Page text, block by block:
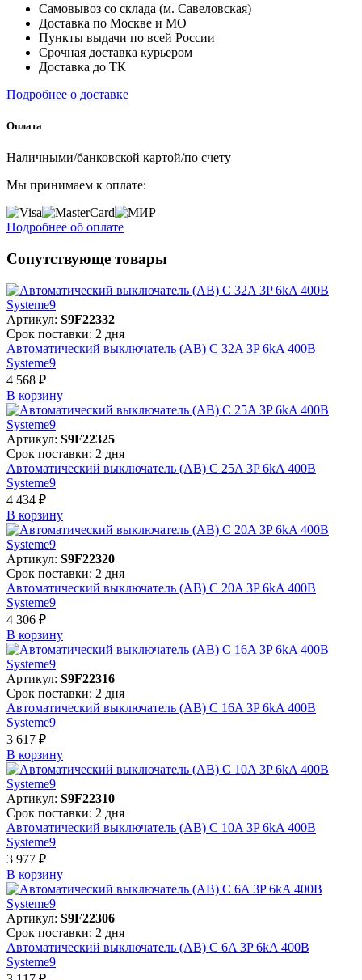
Самовывоз со склада (м. Савеловская)
Доставка по Москве и МО
Пункты выдачи по всей России
Срочная доставка курьером
Доставка до ТК
Подробнее о доставке
Оплата
Наличными/банковской картой/по счету
Мы принимаем к оплате:
Подробнее об оплате
Сопутствующе товары
Артикул: S9F22332
Срок поставки: 2 дня
Автоматический выключатель (АВ) C 32A 3P 6kA 400В
Systeme9
4 568 ₽
В корзинy
Артикул: S9F22325
Срок поставки: 2 дня
Автоматический выключатель (АВ) C 25A 3P 6kA 400В
Systeme9
4 434 ₽
В корзинy
Артикул: S9F22320
Срок поставки: 2 дня
Автоматический выключатель (АВ) C 20A 3P 6kA 400В
Systeme9
4 306 ₽
В корзинy
Артикул: S9F22316
Срок поставки: 2 дня
Автоматический выключатель (АВ) C 16A 3P 6kA 400В
Systeme9
3 617 ₽
В корзинy
Артикул: S9F22310
Срок поставки: 2 дня
Автоматический выключатель (АВ) C 10A 3P 6kA 400В
Systeme9
3 977 ₽
В корзинy
Артикул: S9F22306
Срок поставки: 2 дня
Автоматический выключатель (АВ) C 6A 3P 6kA 400В
Systeme9